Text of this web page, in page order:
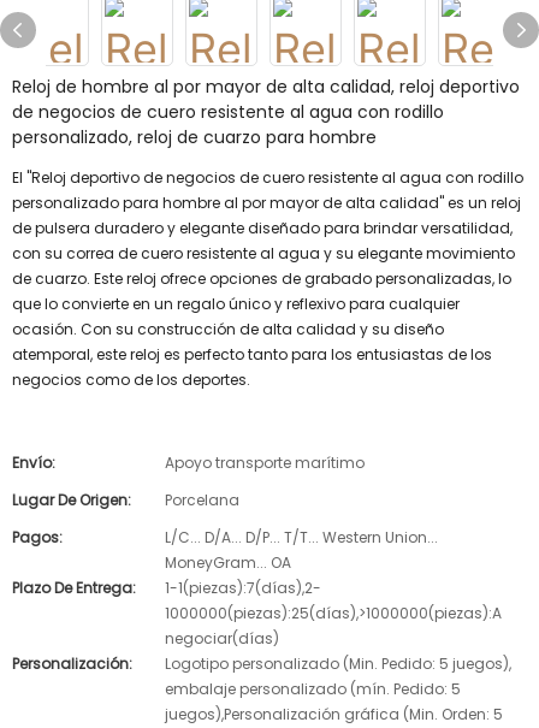
Reloj de hombre al por mayor de alta calidad, reloj deportivo
de negocios de cuero resistente al agua con rodillo
personalizado, reloj de cuarzo para hombre
El "Reloj deportivo de negocios de cuero resistente al agua con rodillo
personalizado para hombre al por mayor de alta calidad" es un reloj
de pulsera duradero y elegante diseñado para brindar versatilidad,
con su correa de cuero resistente al agua y su elegante movimiento
de cuarzo. Este reloj ofrece opciones de grabado personalizadas, lo
que lo convierte en un regalo único y reflexivo para cualquier
ocasión. Con su construcción de alta calidad y su diseño
atemporal, este reloj es perfecto tanto para los entusiastas de los
negocios como de los deportes.
Envío:
Apoyo transporte marítimo
Lugar De Origen:
Porcelana
Pagos:
L/C... D/A... D/P... T/T... Western Union...
MoneyGram... OA
Plazo De Entrega:
1-1(piezas):7(días),2-
1000000(piezas):25(días),>1000000(piezas):A
negociar(días)
Personalización:
Logotipo personalizado (Min. Pedido: 5 juegos),
embalaje personalizado (mín. Pedido: 5
juegos),Personalización gráfica (Min. Orden: 5